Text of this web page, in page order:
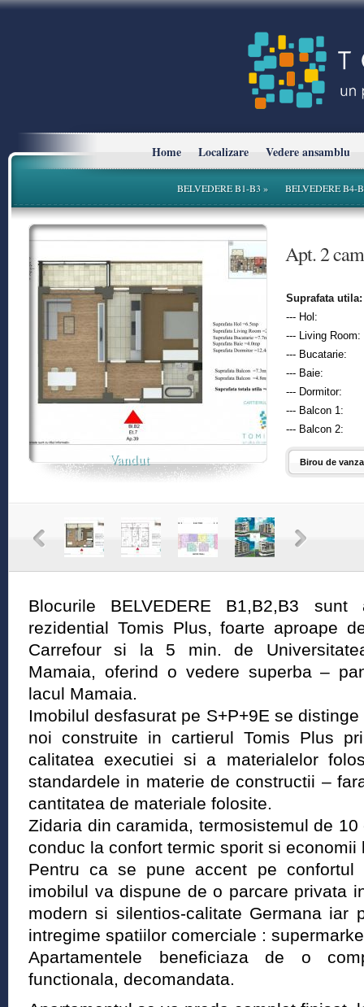
Home Localizare Vedere ansamblu
BELVEDERE B1-B3» BELVEDERE B4-
Vandut
* Planurile si suprafetele sunt cu titlu informativ.
Apt. 2
Suprafata utila:
--- Hol:
--- Living Room:
--- Bucatarie:
--- Baie:
--- Dormitor:
--- Balcon 1:
--- Balcon 2:
Birou de
Blocurile BELVEDERE B1,B2,B3
rezidential Tomis Plus, foarte aproape
Carrefour si la 5 min. de
Mamaia, oferind o vedere superba –
lacul Mamaia.
Imobilul desfasurat pe S+P+9E se
noi construite in cartierul Tomis Plus
calitatea executiei si a materialelor
standardele in materie de constructii –
cantitatea de materiale folosite.
Zidaria din caramida, termosistemul de
conduc la confort termic sporit si
Pentru ca se pune accent pe confortul
imobilul va dispune de o parcare privata
modern si silentios-calitate Germana iar
intregime spatiilor comerciale :
Apartamentele beneficiaza de o
functionala, decomandata.